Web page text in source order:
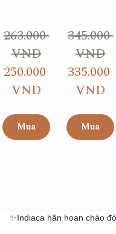
263.000
VND
250.000
VND
Mua
345.000
VND
335.000
VND
Mua
✨Indiaca hân hoan chào